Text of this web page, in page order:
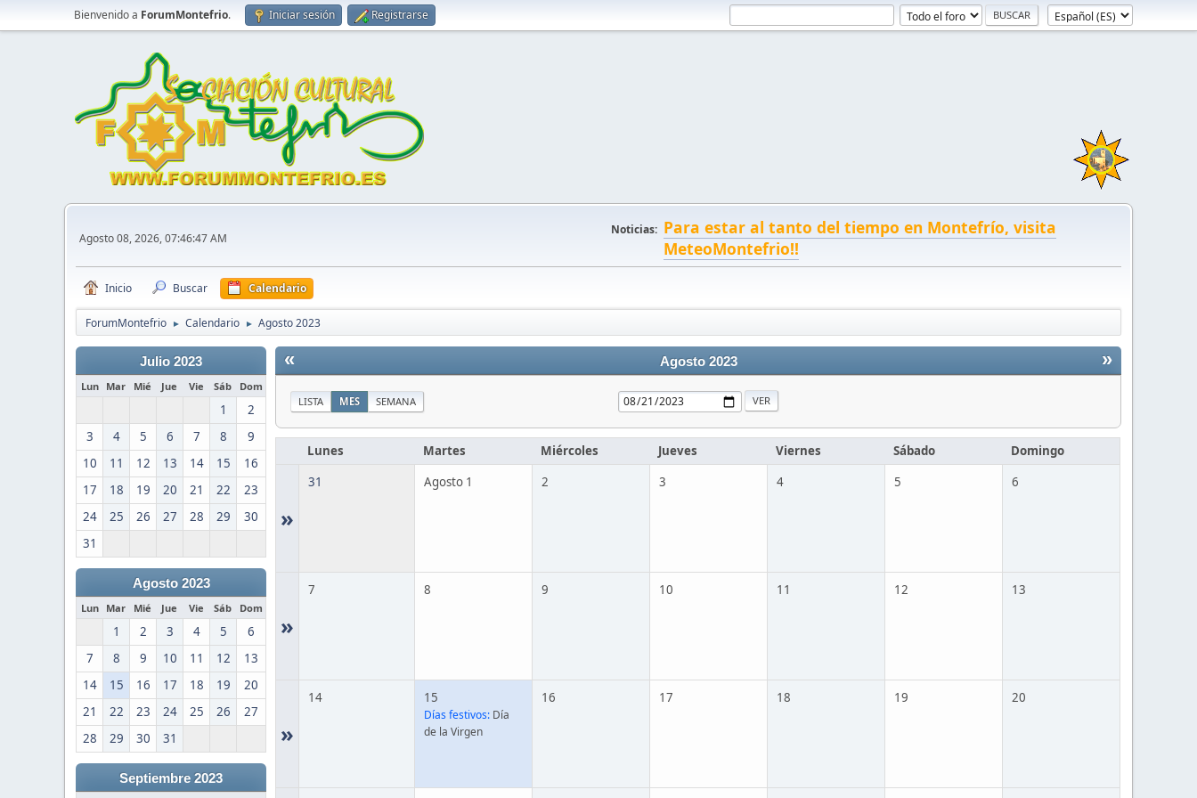
Bienvenido a ForumMontefrio. Iniciar sesión Registrarse
Agosto 08, 2026, 07:46:47 AM
Noticias: Para estar al tanto del tiempo en Montefrío, visita
MeteoMontefrio!!
Inicio Buscar Calendario
ForumMontefrio ► Calendario ► Agosto 2023
Julio 2023
Lun Mar Mié Jue Vie Sáb Dom
1
2
3
4 5 6 7 8
9
10
11 12 13 14 15
16
17
18 19 20 21 22
23
24
25 26 27 28 29
30
31
Agosto 2023
Lun Mar Mié Jue Vie Sáb Dom
1 2 3 4 5
6
7
8 9 10 11 12
13
14
15 16 17 18 19
20
21
22 23 24 25 26
27
28
29 30 31
Septiembre 2023
« »
Agosto 2023
LISTA MES SEMANA
Lunes Martes Miércoles Jueves Viernes Sábado Domingo
»
31 Agosto 1 2 3 4 5 6
»
7 8 9 10 11 12 13
»
14 15
Días festivos: Día
de la Virgen
16 17 18 19 20